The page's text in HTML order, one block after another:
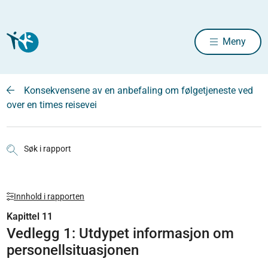
Meny
Konsekvensene av en anbefaling om følgetjeneste ved
over en times reisevei
Søk i rapport
Innhold i rapporten
Kapittel 11
Vedlegg 1: Utdypet informasjon om
personellsituasjonen